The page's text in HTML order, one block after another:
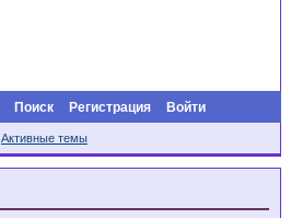
Поиск Регистрация Войти
Активные темы